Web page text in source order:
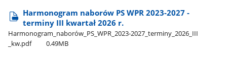
Harmonogram naborów PS WPR 2023-2027 -
terminy III kwartał 2026 r.
Harmonogram​_naborów​_PS​_WPR​_2023-2027​_terminy​_2026​_III​
_kw.pdf
0.49MB